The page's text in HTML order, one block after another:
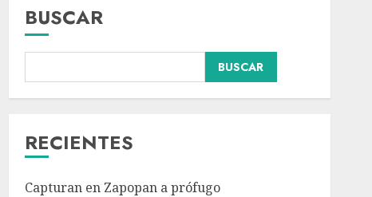
BUSCAR
BUSCAR
RECIENTES
Capturan en Zapopan a prófugo
3
Portada
Detienen al
exgobernador de
AGOSTO 7, 2026
Nacional